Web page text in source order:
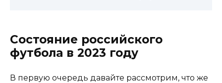
Состояние российского
футбола в 2023 году
В первую очередь давайте рассмотрим, что же